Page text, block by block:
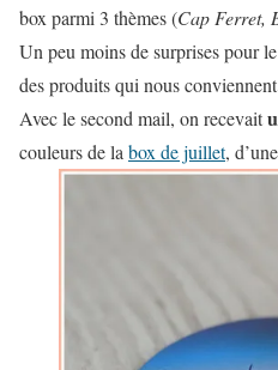
box parmi 3 thèmes (Cap Ferret,
Un peu moins de surprises pour
des produits qui nous
Avec le second mail, on recevait
couleurs de labox de juillet,